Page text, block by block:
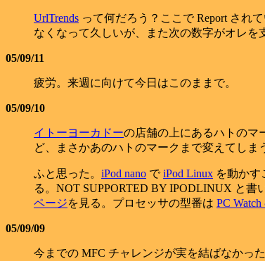
UrlTrends って何だろう？ここで Report され
なくなって久しいが、また次の数字がオレを
05/09/11
疲労。来週に向けて今日はこのままで。
05/09/10
イトーヨーカドーの店舗の上にあるハトのマ
ど、まさかあのハトのマークまで変えてしま
ふと思った。 iPod nano でiPod Linux を動かす
る。NOT SUPPORTED BY IPODLINUX と書
ページを見る。プロセッサの型番は PC
05/09/09
今までの MFC チャレンジが実を結ばなかっ